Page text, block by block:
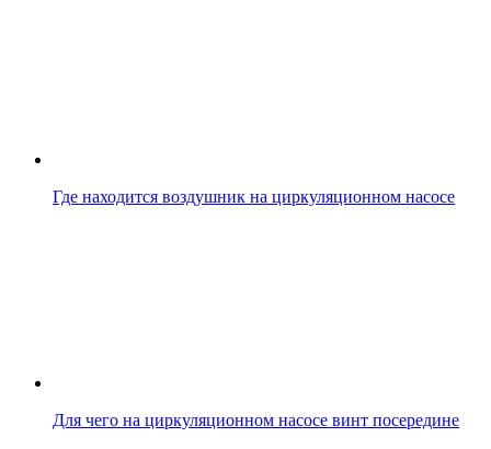
Где находится воздушник на циркуляционном насосе
Для чего на циркуляционном насосе винт посередине